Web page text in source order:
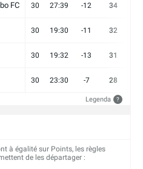
FC 30 27:39 -12 34
30 19:30 -11 32
30 19:32 -13 31
30 23:30 -7 28
Legenda ?
à égalité sur Points, les règles
de les départager :